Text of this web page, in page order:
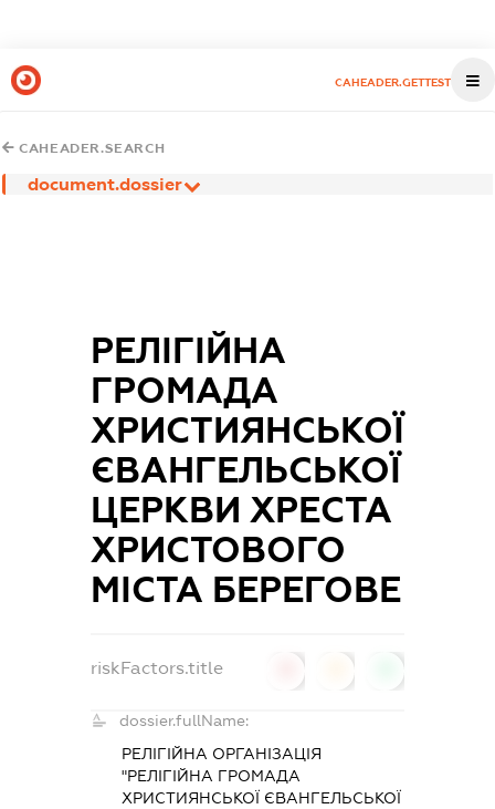
CAHEADER.GETTEST
CAHEADER.SEARCH
document.dossier
РЕЛІГІЙНА
ГРОМАДА
ХРИСТИЯНСЬКОЇ
ЄВАНГЕЛЬСЬКОЇ
ЦЕРКВИ ХРЕСТА
ХРИСТОВОГО
МІСТА БЕРЕГОВЕ
riskFactors.title
dossier.fullName:
РЕЛІГІЙНА ОРГАНІЗАЦІЯ
"РЕЛІГІЙНА ГРОМАДА
ХРИСТИЯНСЬКОЇ ЄВАНГЕЛЬСЬКОЇ